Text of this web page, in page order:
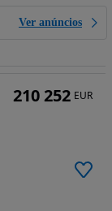
Ver anúncios
210 252 EUR